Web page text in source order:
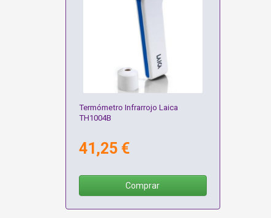
Termómetro Infrarrojo Laica
TH1004B
41,25 €
Comprar